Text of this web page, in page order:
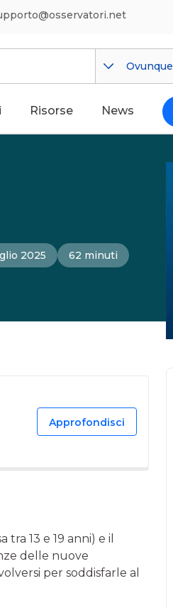
Ovunque
Risorse News
2025 62 minuti
Approfondisci
13 e 19 anni) e il
delle nuove
per soddisfarle al